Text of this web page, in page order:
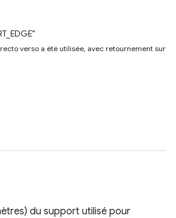
verso a été utilisée, avec retournement sur
du support utilisé pour